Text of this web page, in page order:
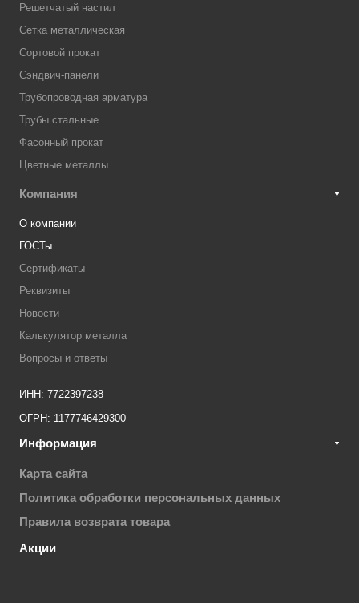
Решетчатый настил
Сетка металлическая
Сортовой прокат
Сэндвич-панели
Трубопроводная арматура
Трубы стальные
Фасонный прокат
Цветные металлы
Компания
О компании
ГОСТы
Сертификаты
Реквизиты
Новости
Калькулятор металла
Вопросы и ответы
ИНН: 7722397238
ОГРН: 1177746429300
Информация
Карта сайта
Политика обработки персональных данных
Правила возврата товара
Акции